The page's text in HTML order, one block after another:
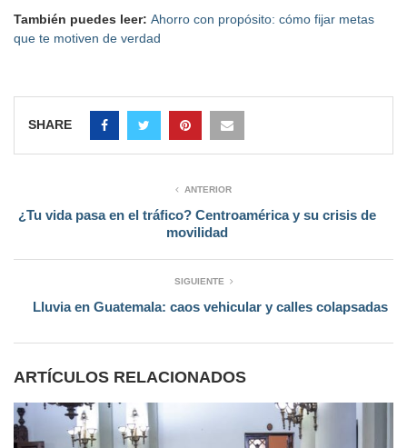
También puedes leer: Ahorro con propósito: cómo fijar metas
que te motiven de verdad
SHARE
ANTERIOR
¿Tu vida pasa en el tráfico? Centroamérica y su crisis de
movilidad
SIGUIENTE
Lluvia en Guatemala: caos vehicular y calles colapsadas
ARTÍCULOS RELACIONADOS